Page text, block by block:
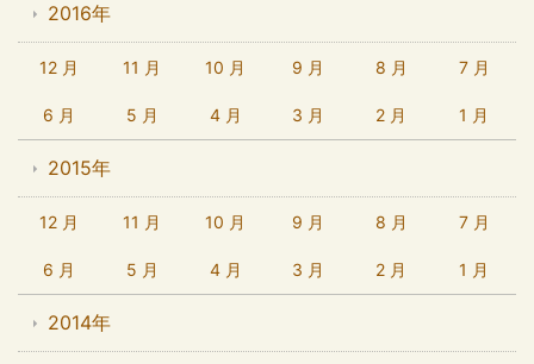
2016年
12 月 11 月 10 月 9 月 8 月 7 月
6 月 5 月 4 月 3 月 2 月 1 月
2015年
12 月 11 月 10 月 9 月 8 月 7 月
6 月 5 月 4 月 3 月 2 月 1 月
2014年